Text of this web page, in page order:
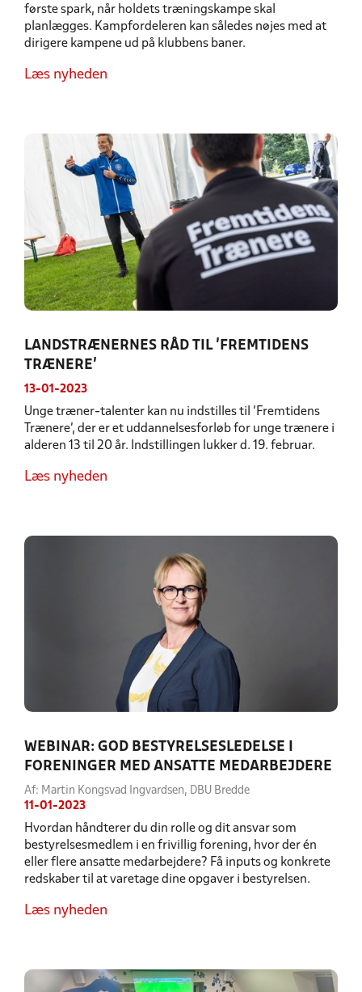
første spark, når holdets træningskampe skal
planlægges. Kampfordeleren kan således nøjes med at
dirigere kampene ud på klubbens baner.
Læs nyheden
LANDSTRÆNERNES RÅD TIL ’FREMTIDENS
TRÆNERE’
13-01-2023
Unge træner-talenter kan nu indstilles til ’Fremtidens
Trænere’, der er et uddannelsesforløb for unge trænere i
alderen 13 til 20 år. Indstillingen lukker d. 19. februar.
Læs nyheden
WEBINAR: GOD BESTYRELSESLEDELSE I
FORENINGER MED ANSATTE MEDARBEJDERE
Af: Martin Kongsvad Ingvardsen, DBU Bredde
11-01-2023
Hvordan håndterer du din rolle og dit ansvar som
bestyrelsesmedlem i en frivillig forening, hvor der én
eller flere ansatte medarbejdere? Få inputs og konkrete
redskaber til at varetage dine opgaver i bestyrelsen.
Læs nyheden